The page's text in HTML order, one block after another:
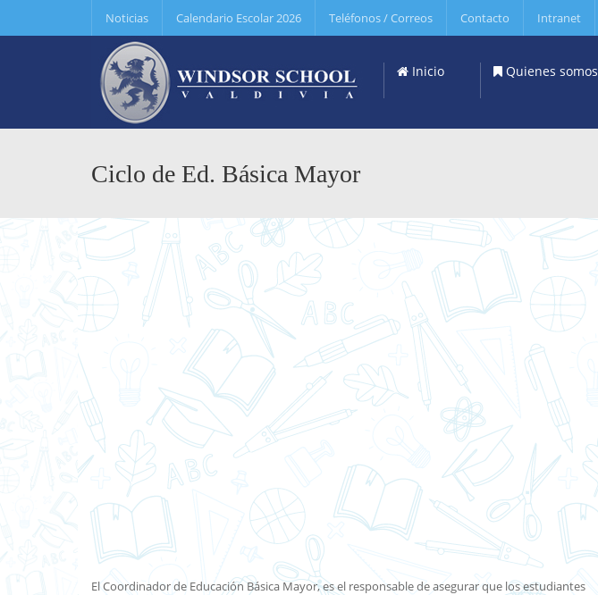
Noticias Calendario Escolar 2026 Teléfonos / Correos Contacto Intranet
Inicio Quienes somos
Ciclo de Ed. Básica Mayor
El Coordinador de Educación Básica Mayor, es el responsable de asegurar que los estudiantes